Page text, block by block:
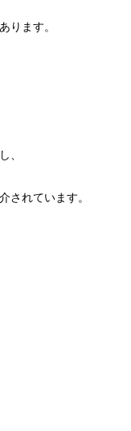
ります。
、
されています。